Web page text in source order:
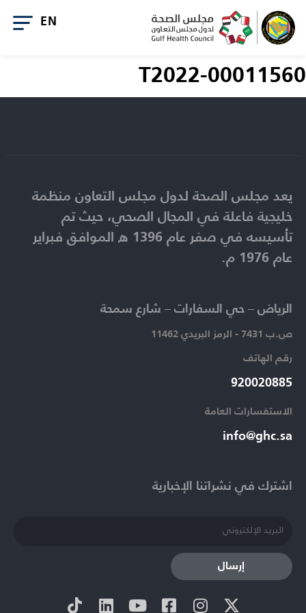
T2022-00011560
اشترك في نشراتنا الإخبارية​
إرسال
الرياض – حي السفارات – شارع سمحة​
ص.ب 7431 - الرمز البريدي 11462
رقم الهاتف​
920020885​
الاستفسارات العامة ​
info@ghc.sa​
يعد مجلس الصحة لدول مجلس التعاون منظمة
خليجية فاعلة في المجال الصحي، حيث تم
تأسيسه في صفر عام 1396 ه الموافق فبراير
عام 1976 م.